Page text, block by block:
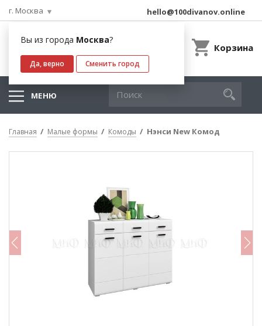
г. Москва
Вы из города Москва?
Да, верно Сменить город
hello@100divanov.online
Корзина
МЕНЮ
Главная Малые формы Комоды Нэнси New Комод